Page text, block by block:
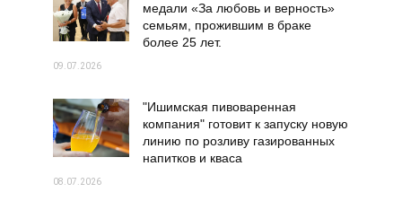
медали «За любовь и верность»
семьям, прожившим в браке
более 25 лет.
09.07.2026
"Ишимская пивоваренная
компания" готовит к запуску новую
линию по розливу газированных
напитков и кваса
08.07.2026